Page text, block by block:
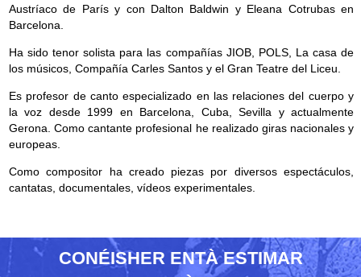
Austríaco de París y con Dalton Baldwin y Eleana Cotrubas en
Barcelona.
Ha sido tenor solista para las compañías JIOB, POLS, La casa de
los músicos, Compañía Carles Santos y el Gran Teatre del Liceu.
Es profesor de canto especializado en las relaciones del cuerpo y
la voz desde 1999 en Barcelona, Cuba, Sevilla y actualmente
Gerona. Como cantante profesional he realizado giras nacionales y
europeas.
Como compositor ha creado piezas por diversos espectáculos,
cantatas, documentales, vídeos experimentales.
CONÉISHER ENTÀ ESTIMAR